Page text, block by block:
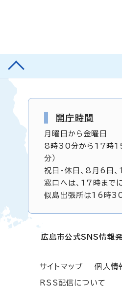
開庁時間
月曜日から金曜日
8時30分から17時15
分）
祝日・休日、8月6日
窓口へは、17時までに
似島出張所は16時30
広島市公式SNS情報
サイトマップ 個人情
RSS配信について